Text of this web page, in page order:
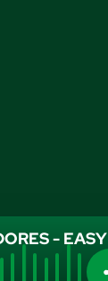
- EASY